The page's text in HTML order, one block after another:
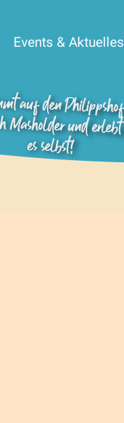
Events & Aktuelles